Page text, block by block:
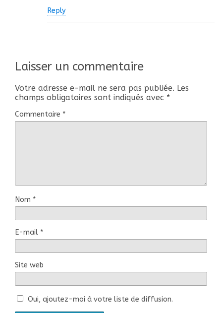
Reply
Laisser un commentaire
Votre adresse e-mail ne sera pas publiée. Les
champs obligatoires sont indiqués avec *
Commentaire *
Nom *
E-mail *
Site web
Oui, ajoutez-moi à votre liste de diffusion.